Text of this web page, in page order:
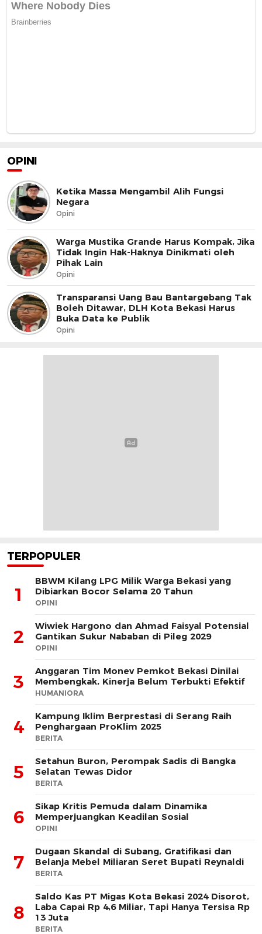
OPINI
Ketika Massa Mengambil Alih Fungsi
Negara
Opini
Warga Mustika Grande Harus Kompak, Jika
Tidak Ingin Hak-Haknya Dinikmati oleh
Pihak Lain
Opini
Transparansi Uang Bau Bantargebang Tak
Boleh Ditawar, DLH Kota Bekasi Harus
Buka Data ke Publik
Opini
TERPOPULER
1
BBWM Kilang LPG Milik Warga Bekasi yang
Dibiarkan Bocor Selama 20 Tahun
OPINI
2
Wiwiek Hargono dan Ahmad Faisyal Potensial
Gantikan Sukur Nababan di Pileg 2029
OPINI
3
Anggaran Tim Monev Pemkot Bekasi Dinilai
Membengkak, Kinerja Belum Terbukti Efektif
HUMANIORA
4
Kampung Iklim Berprestasi di Serang Raih
Penghargaan ProKlim 2025
BERITA
5
Setahun Buron, Perompak Sadis di Bangka
Selatan Tewas Didor
BERITA
6
Sikap Kritis Pemuda dalam Dinamika
Memperjuangkan Keadilan Sosial
OPINI
7
Dugaan Skandal di Subang, Gratifikasi dan
Belanja Mebel Miliaran Seret Bupati Reynaldi
BERITA
8
Saldo Kas PT Migas Kota Bekasi 2024 Disorot,
Laba Capai Rp 4,6 Miliar, Tapi Hanya Tersisa Rp
13 Juta
BERITA